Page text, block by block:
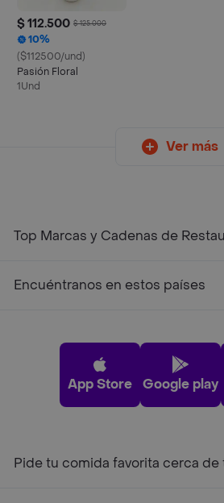
$ 112.500 $ 125.000
10%
($112500/und)
Pasión Floral
1Und
Ver más
Top Marcas y Cadenas de
Encuéntranos en estos países
App Store Google play
Pide tu comida favorita cerca de